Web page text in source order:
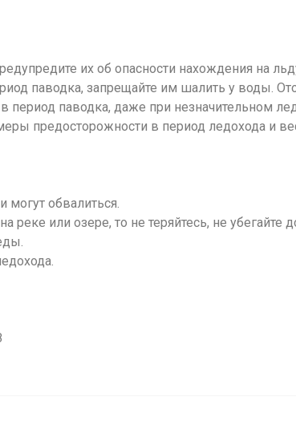
их об опасности нахождения на
паводка, запрещайте им шалить у воды.
период паводка, даже при незначительном
предосторожности в период ледохода и
могут обвалиться.
реке или озере, то не теряйтесь, не убегайте